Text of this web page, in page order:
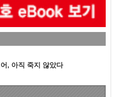
, 아직 죽지 않았다